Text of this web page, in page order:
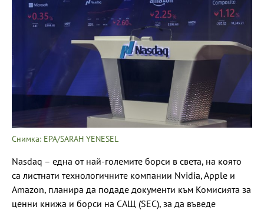
Снимка: EPA/SARAH YENESEL
Nasdaq – една от най-големите борси в света, на която
са листнати технологичните компании Nvidia, Apple и
Amazon, планира да подаде документи към Комисията за
ценни книжа и борси на САЩ (SEC), за да въведе